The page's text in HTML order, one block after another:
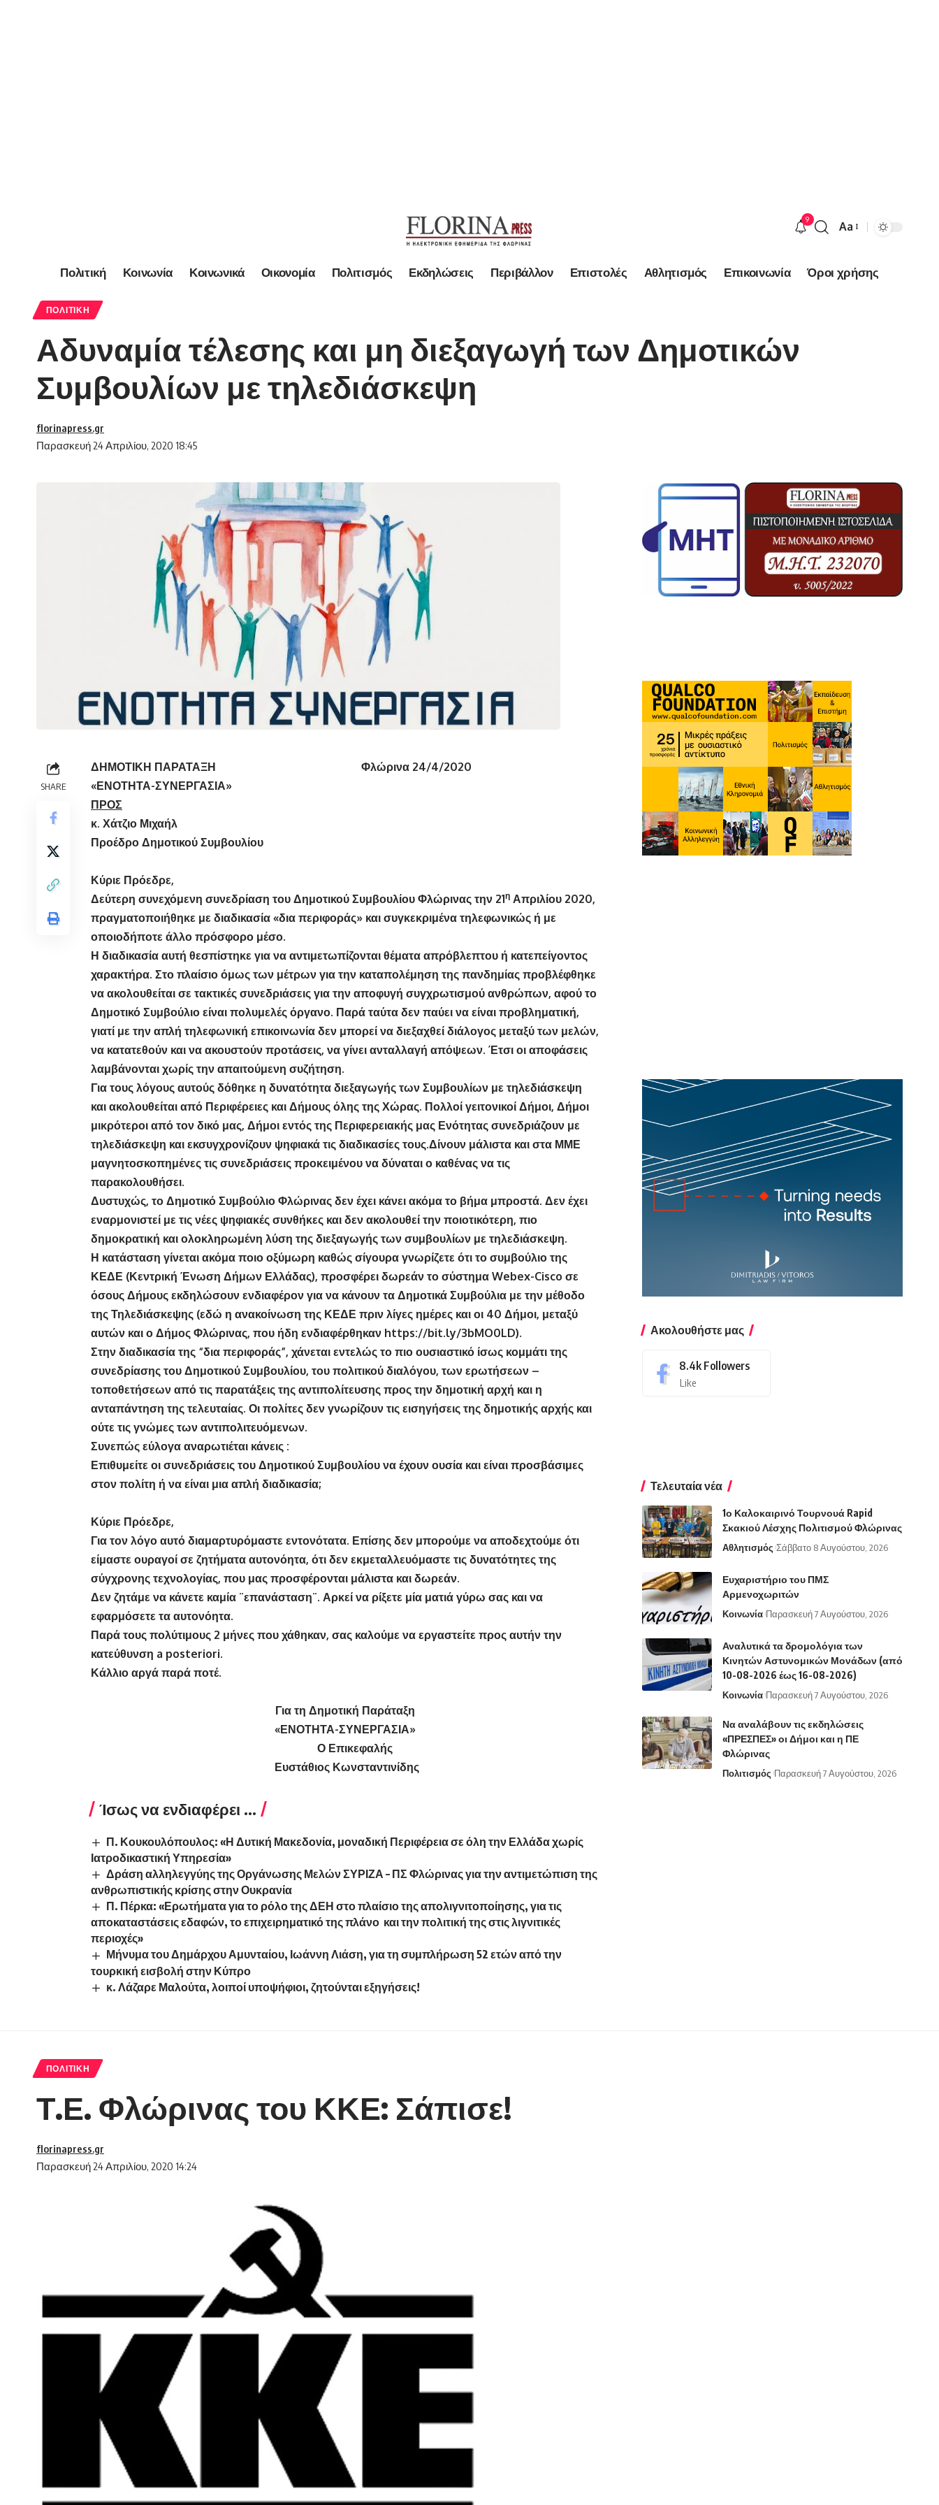
9
Font
Aa
Πολιτική Κοινωνία Κοινωνικά Οικονομία Πολιτισμός Εκδηλώσεις Περιβάλλον Επιστολές Αθλητισμός Επικοινωνία Όροι χρήσης
ΠΟΛΙΤΙΚΉ
Αδυναμία τέλεσης και μη διεξαγωγή των Δημοτικών
Συμβουλίων με τηλεδιάσκεψη
Παρασκευή 24 Απριλίου, 2020 18:45
florinapress.gr
SHARE
ΔΗΜΟΤΙΚΗ ΠΑΡΑΤΑΞΗ Φλώρινα 24/4/2020
«ΕΝΟΤΗΤΑ-ΣΥΝΕΡΓΑΣΙΑ»
ΠΡΟΣ
κ. Χάτζιο Μιχαήλ
Προέδρο Δημοτικού Συμβουλίου
Κύριε Πρόεδρε,
Δεύτερη συνεχόμενη συνεδρίαση του Δημοτικού Συμβουλίου Φλώρινας την 21η Απριλίου 2020,
πραγματοποιήθηκε με διαδικασία «δια περιφοράς» και συγκεκριμένα τηλεφωνικώς ή με
οποιοδήποτε άλλο πρόσφορο μέσο.
Η διαδικασία αυτή θεσπίστηκε για να αντιμετωπίζονται θέματα απρόβλεπτου ή κατεπείγοντος
χαρακτήρα. Στο πλαίσιο όμως των μέτρων για την καταπολέμηση της πανδημίας προβλέφθηκε
να ακολουθείται σε τακτικές συνεδριάσεις για την αποφυγή συγχρωτισμού ανθρώπων, αφού το
Δημοτικό Συμβούλιο είναι πολυμελές όργανο. Παρά ταύτα δεν παύει να είναι προβληματική,
γιατί με την απλή τηλεφωνική επικοινωνία δεν μπορεί να διεξαχθεί διάλογος μεταξύ των μελών,
να κατατεθούν και να ακουστούν προτάσεις, να γίνει ανταλλαγή απόψεων. Έτσι οι αποφάσεις
λαμβάνονται χωρίς την απαιτούμενη συζήτηση.
Για τους λόγους αυτούς δόθηκε η δυνατότητα διεξαγωγής των Συμβουλίων με τηλεδιάσκεψη
και ακολουθείται από Περιφέρειες και Δήμους όλης της Χώρας. Πολλοί γειτονικοί Δήμοι, Δήμοι
μικρότεροι από τον δικό μας, Δήμοι εντός της Περιφερειακής μας Ενότητας συνεδριάζουν με
τηλεδιάσκεψη και εκσυγχρονίζουν ψηφιακά τις διαδικασίες τους.Δίνουν μάλιστα και στα ΜΜΕ
μαγνητοσκοπημένες τις συνεδριάσεις προκειμένου να δύναται ο καθένας να τις
παρακολουθήσει.
Δυστυχώς, το Δημοτικό Συμβούλιο Φλώρινας δεν έχει κάνει ακόμα το βήμα μπροστά. Δεν έχει
εναρμονιστεί με τις νέες ψηφιακές συνθήκες και δεν ακολουθεί την ποιοτικότερη, πιο
δημοκρατική και ολοκληρωμένη λύση της διεξαγωγής των συμβουλίων με τηλεδιάσκεψη.
Η κατάσταση γίνεται ακόμα ποιο οξύμωρη καθώς σίγουρα γνωρίζετε ότι το συμβούλιο της
ΚΕΔΕ (Κεντρική Ένωση Δήμων Ελλάδας), προσφέρει δωρεάν το σύστημα Webex-Cisco σε
όσους Δήμους εκδηλώσουν ενδιαφέρον για να κάνουν τα Δημοτικά Συμβούλια με την μέθοδο
της Τηλεδιάσκεψης (εδώ η ανακοίνωση της ΚΕΔΕ πριν λίγες ημέρες και οι 40 Δήμοι, μεταξύ
αυτών και ο Δήμος Φλώρινας, που ήδη ενδιαφέρθηκαν https://bit.ly/3bMO0LD).
Στην διαδικασία της “δια περιφοράς”, χάνεται εντελώς το πιο ουσιαστικό ίσως κομμάτι της
συνεδρίασης του Δημοτικού Συμβουλίου, του πολιτικού διαλόγου, των ερωτήσεων –
τοποθετήσεων από τις παρατάξεις της αντιπολίτευσης προς την δημοτική αρχή και η
ανταπάντηση της τελευταίας. Οι πολίτες δεν γνωρίζουν τις εισηγήσεις της δημοτικής αρχής και
ούτε τις γνώμες των αντιπολιτευόμενων.
Συνεπώς εύλογα αναρωτιέται κάνεις :
Επιθυμείτε οι συνεδριάσεις του Δημοτικού Συμβουλίου να έχουν ουσία και είναι προσβάσιμες
στον πολίτη ή να είναι μια απλή διαδικασία;
Κύριε Πρόεδρε,
Για τον λόγο αυτό διαμαρτυρόμαστε εντονότατα. Επίσης δεν μπορούμε να αποδεχτούμε ότι
είμαστε ουραγοί σε ζητήματα αυτονόητα, ότι δεν εκμεταλλευόμαστε τις δυνατότητες της
σύγχρονης τεχνολογίας, που μας προσφέρονται μάλιστα και δωρεάν.
Δεν ζητάμε να κάνετε καμία ¨επανάσταση¨. Αρκεί να ρίξετε μία ματιά γύρω σας και να
εφαρμόσετε τα αυτονόητα.
Παρά τους πολύτιμους 2 μήνες που χάθηκαν, σας καλούμε να εργαστείτε προς αυτήν την
κατεύθυνση a posteriori.
Κάλλιο αργά παρά ποτέ.
Για τη Δημοτική Παράταξη
«ΕΝΟΤΗΤΑ-ΣΥΝΕΡΓΑΣΙΑ»
Ο Επικεφαλής
Ευστάθιος Κωνσταντινίδης
Ίσως να ενδιαφέρει ...
Π. Κουκουλόπουλος: «Η Δυτική Μακεδονία, μοναδική Περιφέρεια σε όλη την Ελλάδα χωρίς
Ιατροδικαστική Υπηρεσία»
Δράση αλληλεγγύης της Οργάνωσης Μελών ΣΥΡΙΖΑ – ΠΣ Φλώρινας για την αντιμετώπιση της
ανθρωπιστικής κρίσης στην Ουκρανία
Π. Πέρκα: «Ερωτήματα για το ρόλο της ΔΕΗ στο πλαίσιο της απολιγνιτοποίησης, για τις
αποκαταστάσεις εδαφών, το επιχειρηματικό της πλάνο και την πολιτική της στις λιγνιτικές
περιοχές»
Μήνυμα του Δημάρχου Αμυνταίου, Ιωάννη Λιάση, για τη συμπλήρωση 52 ετών από την
τουρκική εισβολή στην Κύπρο
κ. Λάζαρε Μαλούτα, λοιποί υποψήφιοι, ζητούνται εξηγήσεις!
Ακολουθήστε μας
8.4k Followers
Like
Τελευταία νέα
1ο Καλοκαιρινό Τουρνουά Rapid
Σκακιού Λέσχης Πολιτισμού Φλώρινας
Αθλητισμός Σάββατο 8 Αυγούστου, 2026
Ευχαριστήριο του ΠΜΣ
Αρμενοχωριτών
Κοινωνία Παρασκευή 7 Αυγούστου, 2026
Αναλυτικά τα δρομολόγια των
Κινητών Αστυνομικών Μονάδων (από
10-08-2026 έως 16-08-2026)
Κοινωνία Παρασκευή 7 Αυγούστου, 2026
Να αναλάβουν τις εκδηλώσεις
«ΠΡΕΣΠΕΣ» οι Δήμοι και η ΠΕ
Φλώρινας
Πολιτισμός Παρασκευή 7 Αυγούστου, 2026
ΠΟΛΙΤΙΚΉ
Τ.Ε. Φλώρινας του ΚΚΕ: Σάπισε!
Παρασκευή 24 Απριλίου, 2020 14:24
florinapress.gr